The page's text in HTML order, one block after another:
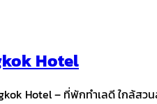
Hotel
Hotel – ที่พักทำเลดี ใกล้สว